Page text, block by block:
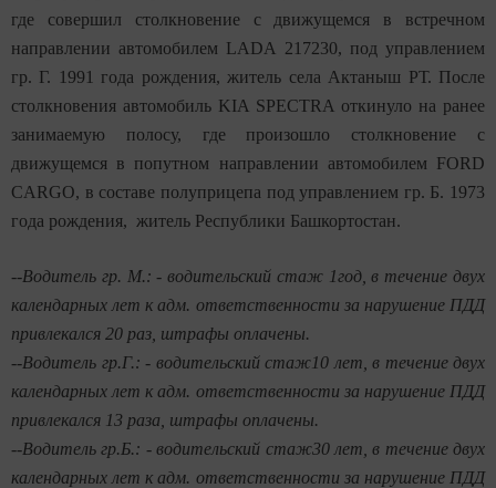
где совершил столкновение с движущемся в встречном
направлении автомобилем LADA 217230, под управлением
гр. Г. 1991 года рождения, житель села Актаныш РТ. После
столкновения автомобиль KIA SPECTRA откинуло на ранее
занимаемую полосу, где произошло столкновение с
движущемся в попутном направлении автомобилем FORD
CARGO, в составе полуприцепа под управлением гр. Б. 1973
года рождения, житель Республики Башкортостан.
--Водитель гр. М.: - водительский стаж 1год, в течение двух
календарных лет к адм. ответственности за нарушение ПДД
привлекался 20 раз, штрафы оплачены.
--Водитель гр.Г.: - водительский стаж10 лет, в течение двух
календарных лет к адм. ответственности за нарушение ПДД
привлекался 13 раза, штрафы оплачены.
--Водитель гр.Б.: - водительский стаж30 лет, в течение двух
календарных лет к адм. ответственности за нарушение ПДД